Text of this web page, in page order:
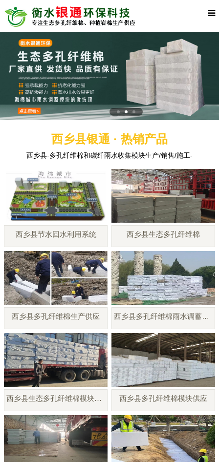
西乡县银通 · 热销产品
西乡县-多孔纤维棉和碳纤雨水收集模块生产/销售/施工-
西乡县节水回水利用系统 西乡县生态多孔纤维棉
西乡县多孔纤维棉生产供应 西乡县多孔纤维棉雨水调蓄模块
西乡县生态多孔纤维棉模块厂家 西乡县多孔纤维棉模块供应